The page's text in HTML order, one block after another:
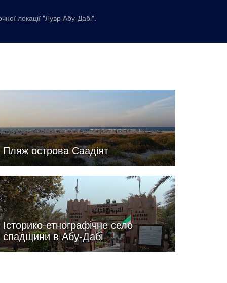
локації "Лувр Абу-Дабі".
Пляж острова Саадіят
Історико-етнографічне село
спадщини в Абу-Дабі